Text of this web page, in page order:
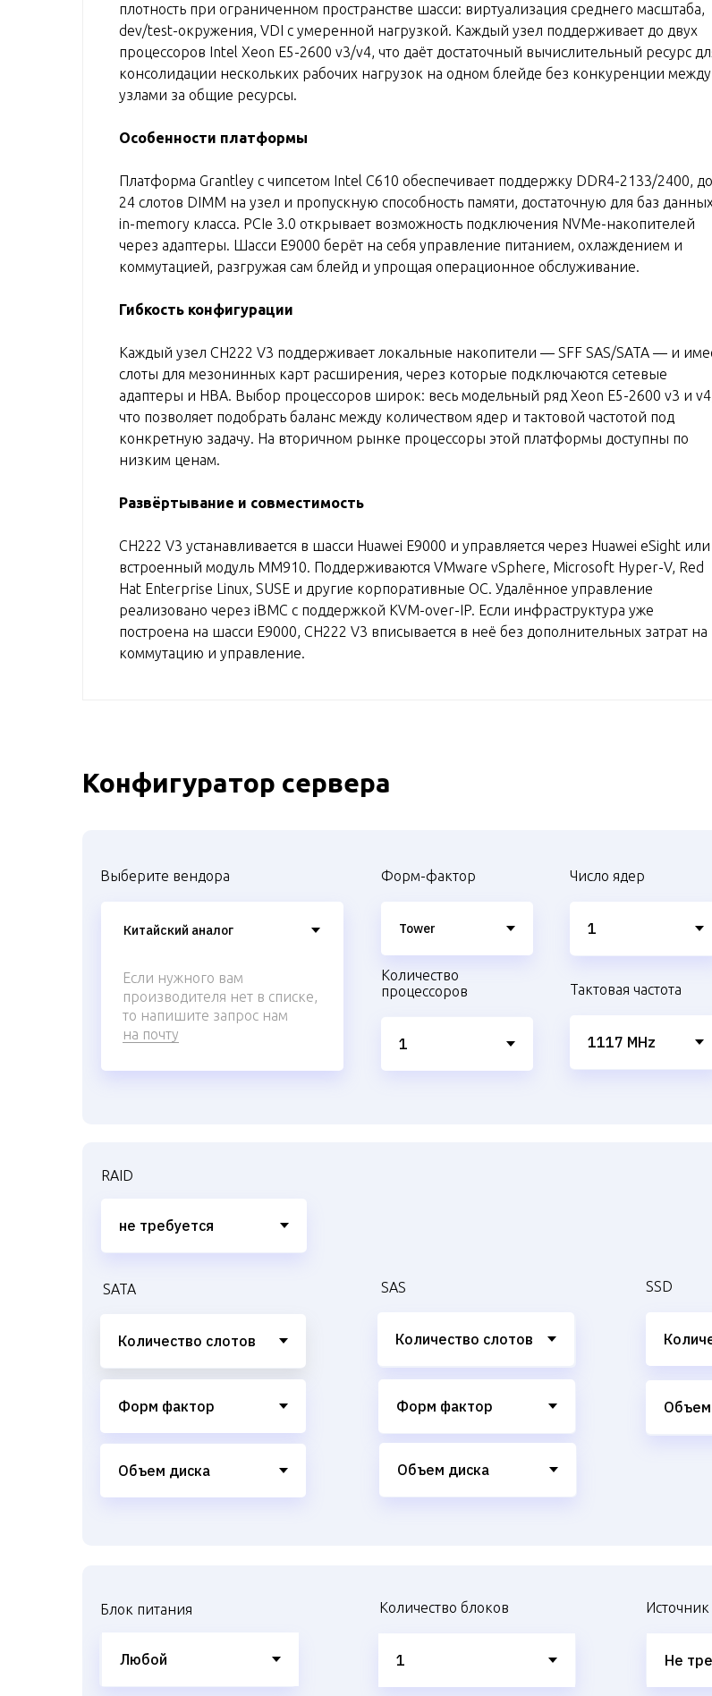
плотность при ограниченном пространстве шасси: виртуализация среднего масштаба,
dev/test-окружения, VDI с умеренной нагрузкой. Каждый узел поддерживает до двух
процессоров Intel Xeon E5-2600 v3/v4, что даёт достаточный вычислительный ресурс
консолидации нескольких рабочих нагрузок на одном блейде без конкуренции между
узлами за общие ресурсы.
Особенности платформы
Платформа Grantley с чипсетом Intel C610 обеспечивает поддержку DDR4-2133/2400, до
24 слотов DIMM на узел и пропускную способность памяти, достаточную для баз данных
in-memory класса. PCIe 3.0 открывает возможность подключения NVMe-накопителей
через адаптеры. Шасси E9000 берёт на себя управление питанием, охлаждением и
коммутацией, разгружая сам блейд и упрощая операционное обслуживание.
Гибкость конфигурации
Каждый узел CH222 V3 поддерживает локальные накопители — SFF SAS/SATA — и
слоты для мезонинных карт расширения, через которые подключаются сетевые
адаптеры и HBA. Выбор процессоров широк: весь модельный ряд Xeon E5-2600 v3 и
что позволяет подобрать баланс между количеством ядер и тактовой частотой под
конкретную задачу. На вторичном рынке процессоры этой платформы доступны по
низким ценам.
Развёртывание и совместимость
CH222 V3 устанавливается в шасси Huawei E9000 и управляется через Huawei eSight или
встроенный модуль MM910. Поддерживаются VMware vSphere, Microsoft Hyper-V, Red
Hat Enterprise Linux, SUSE и другие корпоративные ОС. Удалённое управление
реализовано через iBMC с поддержкой KVM-over-IP. Если инфраструктура уже
построена на шасси E9000, CH222 V3 вписывается в неё без дополнительных затрат на
коммутацию и управление.
Форм-фактор
Количество
процессоров
Число ядер
Тактовая частота
SATA SAS SSD
Выберите вендора
RAID
Если нужного вам
производителя нет в списке,
то напишите запрос нам
на почту
Блок питания Количество блоков
Конфигуратор сервера